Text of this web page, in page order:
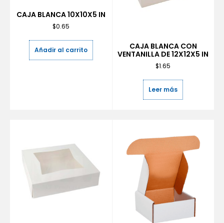
CAJA BLANCA 10X10X5 IN
$0.65
Añadir al carrito
CAJA BLANCA CON
VENTANILLA DE 12X12X5 IN
$1.65
Leer más